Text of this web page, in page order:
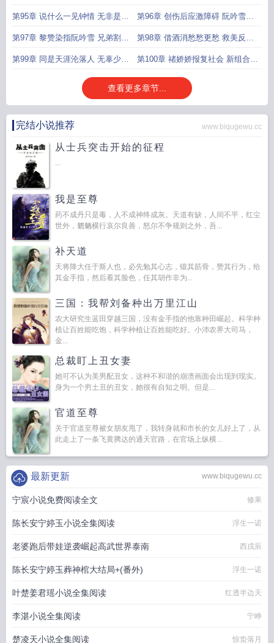
车自驾 表真情
第95章 说什么一见钟情 无非是见
色起意
第96章 创伤后应激障碍 阮吟雪化
解心魔
第97章 黎赞染指阮吟雪 兄弟割胞
断情义
第98章 借酒消愁愁更愁 救美反被
美女救
第99章 同是天涯沦落人 无辜少女 第100章 禇娇娇报复社会 新组合雌
雄判官
查看更多章节...
完结小说推荐 www.biqugewu.cc
从士兵突击开始的征程
...
我是至尊
药不成丹只是毒，人不成神终成灰。天道有缺，人间不平，红尘
世外，魍魉横行哀尔良善，怒尔不争规则之外，吾...
补天道
天将降大任于斯人也，必先勉其心志，锻其筋骨，赞其行为，给
其金手指，然后看其脸色，任其胡作非为...
三国：我帮刘备种出万里江山
农大研究生蓝田穿越三国，没有金手指的他靠种田崛起。科学种
植让百姓能吃饱，科学种植让百姓能吃好。小沛农界大司马，
金...
总裁盯上丑女妻
她可不认为美男配丑女，这种不和谐的崩溃画面会出现到现实。
身为一个穷土丑的丑女，她很有自知之明。但是...
官道至尊
关于官道至尊被女朋友甩了，我转身就和市长的女儿好上了，从
此走上了一条飞黄腾达的通天官路，在官场上纵横...
www.biqugewu.cc
最新更新
宁宸小说免费阅读全文 修果
陈长安宁婷玉小说全集阅读 浮生一诺
老婆跑后带娃逆袭崛起高武世界泰南 西戌辰
陈长安宁婷玉葬神棺大结局+(番外) 浮生一诺
叶楚姜君瑶小说全集阅读 红透半边天
李湛小说全集阅读 宁峥
楚凌天小说全集阅读 惊蛰落月